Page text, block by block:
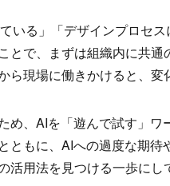
いる」「デザインプロセ
とで、まずは組織内に共
現場に働きかけると、変
め、AIを「遊んで試す」
ともに、AIへの過度な期
用法を見つける一歩にし